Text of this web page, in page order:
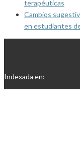
terapéuticas
Cambios
en estudiantes
Indexada en: